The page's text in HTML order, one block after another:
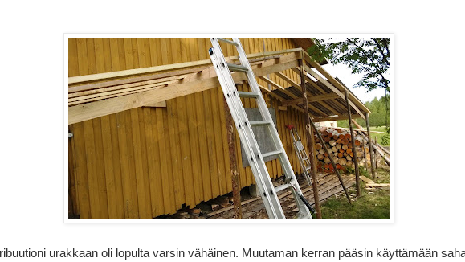
urakkaan oli lopulta varsin vähäinen. Muutaman kerran pääsin käyttämään